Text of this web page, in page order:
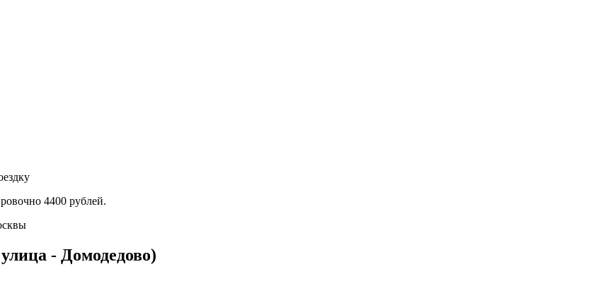
4400 рублей.
- Домодедово)